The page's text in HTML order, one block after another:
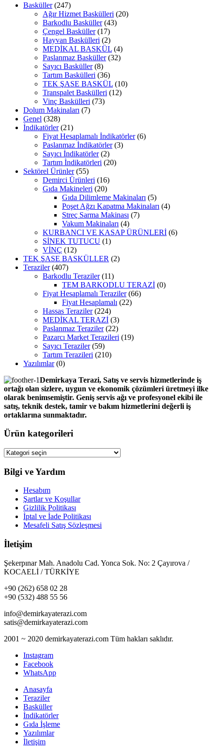
Basküller (247)
Ağır Hizmet Baskülleri (20)
Barkodlu Basküller (43)
Çengel Basküller (17)
Hayvan Baskülleri (2)
MEDİKAL BASKÜL (4)
Paslanmaz Basküller (32)
Sayıcı Basküller (8)
Tartım Baskülleri (36)
TEK ŞASE BASKÜL (10)
Transpalet Baskülleri (12)
Vinç Baskülleri (73)
Dolum Makinaları (7)
Genel (328)
İndikatörler (21)
Fiyat Hesaplamalı İndikatörler (6)
Paslanmaz İndikatörler (3)
Sayıcı İndikatörler (2)
Tartım İndikatörleri (20)
Sektörel Ürünler (55)
Demirci Ürünleri (16)
Gıda Makineleri (20)
Gıda Dilimleme Makinaları (5)
Poşet Ağzı Kapatma Makinaları (4)
Streç Sarma Makinası (7)
Vakum Makinaları (4)
KURBANCI VE KASAP ÜRÜNLERİ (6)
SİNEK TUTUCU (1)
VİNÇ (12)
TEK ŞASE BASKÜLLER (2)
Teraziler (407)
Barkodlu Teraziler (11)
TEM BARKODLU TERAZİ (0)
Fiyat Hesaplamalı Teraziler (66)
Fiyat Hesaplamalı (22)
Hassas Teraziler (224)
MEDİKAL TERAZİ (3)
Paslanmaz Teraziler (22)
Pazarcı Market Terazileri (19)
Sayıcı Teraziler (59)
Tartım Terazileri (210)
Yazılımlar (0)
Demirkaya Terazi, Satış ve servis hizmetlerinde iş
ortağı olan sizlere, uygun ve ekonomik çözümleri üretmeyi ilke
olarak benimsemiştir. Geniş servis ağı ve profesyonel ekibi ile
satış, teknik destek, tamir ve bakım hizmetlerini değerli iş
ortaklarına sunmaktadır.
Ürün kategorileri
Bilgi ve Yardım
Hesabım
Şartlar ve Koşullar
Gizlilik Politikası
İptal ve İade Politikası
Mesafeli Satış Sözleşmesi
İletişim
Şekerpınar Mah. Anadolu Cad. Yonca Sok. No: 2 Çayırova /
KOCAELİ / TÜRKİYE
+90 (262) 658 02 28
+90 (532) 488 55 56
info@demirkayaterazi.com
satis@demirkayaterazi.com
2001 ~ 2020 demirkayaterazi.com Tüm hakları saklıdır.
Instagram
Facebook
WhatsApp
Anasayfa
Teraziler
Basküller
İndikatörler
Gıda İşleme
Yazılımlar
İletişim